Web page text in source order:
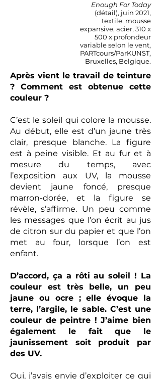
Enough For Today
(détail), juin 2021,
textile, mousse
expansive, acier, 310 x
500 x profondeur
variable selon le vent,
PARTcours/ParKUNST,
Bruxelles, Belgique.
Après vient le travail de teinture
? Comment est obtenue cette
couleur ?
C’est le soleil qui colore la mousse.
Au début, elle est d’un jaune très
clair, presque blanche. La figure
est à peine visible. Et au fur et à
mesure du temps, avec
l’exposition aux UV, la mousse
devient jaune foncé, presque
marron-dorée, et la figure se
révèle, s’affirme. Un peu comme
les messages que l’on écrit au jus
de citron sur du papier et que l’on
met au four, lorsque l’on est
enfant.
D’accord, ça a rôti au soleil ! La
couleur est très belle, un peu
jaune ou ocre ; elle évoque la
terre, l’argile, le sable. C’est une
couleur de peintre ! J’aime bien
également le fait que le
jaunissement soit produit par
des UV.
Oui, j’avais envie d’exploiter ce qui